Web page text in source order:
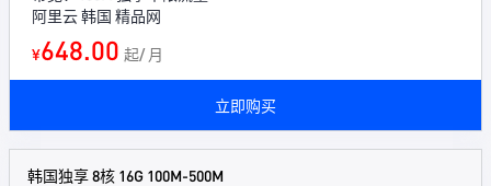
阿里云 韩国 精品网
¥648.00 起/ 月
立即购买
韩国独享 8核 16G 100M-500M